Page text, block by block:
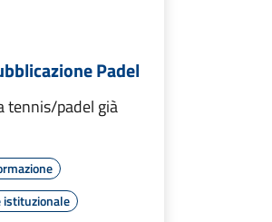
Padel
tennis/padel già
istituzionale